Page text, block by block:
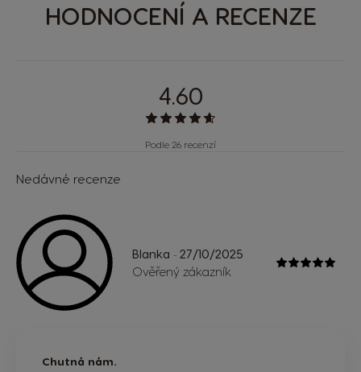
HODNOCENÍ A RECENZE
4.60
Podle 26 recenzí
Nedávné recenze
Blanka - 27/10/2025
Ověřený zákazník
Chutná nám.